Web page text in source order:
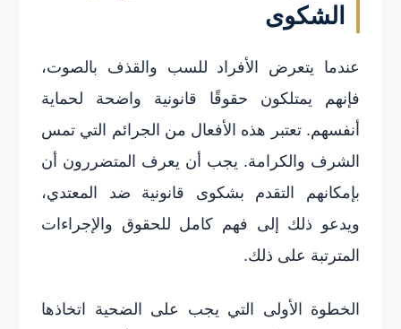
الشكوى
عندما يتعرض الأفراد للسب والقذف بالصوت،
فإنهم يمتلكون حقوقًا قانونية واضحة لحماية
أنفسهم. تعتبر هذه الأفعال من الجرائم التي تمس
الشرف والكرامة. يجب أن يعرف المتضررون أن
بإمكانهم التقدم بشكوى قانونية ضد المعتدي،
ويدعو ذلك إلى فهم كامل للحقوق والإجراءات
المترتبة على ذلك.
الخطوة الأولى التي يجب على الضحية اتخاذها